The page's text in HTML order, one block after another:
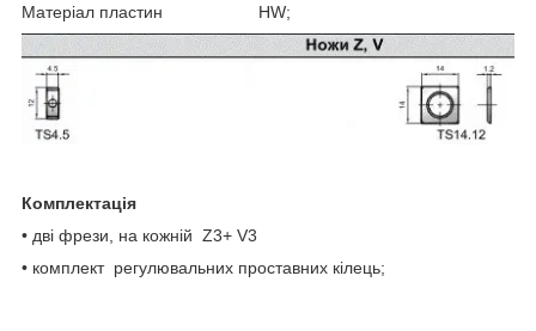
Матеріал пластин HW;
Комплектація
• дві фрези, на кожній Z3+ V3
• комплект регулювальних проставних кілець;